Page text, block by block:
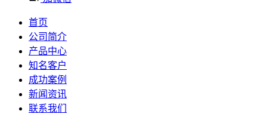
首页
公司简介
产品中心
知名客户
成功案例
新闻资讯
联系我们